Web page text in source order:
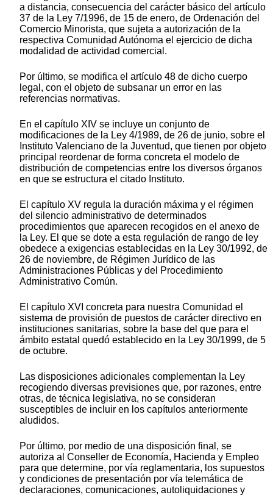
a distancia, consecuencia del carácter básico del artículo
37 de la Ley 7/1996, de 15 de enero, de Ordenación del
Comercio Minorista, que sujeta a autorización de la
respectiva Comunidad Autónoma el ejercicio de dicha
modalidad de actividad comercial.
Por último, se modifica el artículo 48 de dicho cuerpo
legal, con el objeto de subsanar un error en las
referencias normativas.
En el capítulo XIV se incluye un conjunto de
modificaciones de la Ley 4/1989, de 26 de junio, sobre el
Instituto Valenciano de la Juventud, que tienen por objeto
principal reordenar de forma concreta el modelo de
distribución de competencias entre los diversos órganos
en que se estructura el citado Instituto.
El capítulo XV regula la duración máxima y el régimen
del silencio administrativo de determinados
procedimientos que aparecen recogidos en el anexo de
la Ley. El que se dote a esta regulación de rango de ley
obedece a exigencias establecidas en la Ley 30/1992, de
26 de noviembre, de Régimen Jurídico de las
Administraciones Públicas y del Procedimiento
Administrativo Común.
El capítulo XVI concreta para nuestra Comunidad el
sistema de provisión de puestos de carácter directivo en
instituciones sanitarias, sobre la base del que para el
ámbito estatal quedó establecido en la Ley 30/1999, de 5
de octubre.
Las disposiciones adicionales complementan la Ley
recogiendo diversas previsiones que, por razones, entre
otras, de técnica legislativa, no se consideran
susceptibles de incluir en los capítulos anteriormente
aludidos.
Por último, por medio de una disposición final, se
autoriza al Conseller de Economía, Hacienda y Empleo
para que determine, por vía reglamentaria, los supuestos
y condiciones de presentación por vía telemática de
declaraciones, comunicaciones, autoliquidaciones y